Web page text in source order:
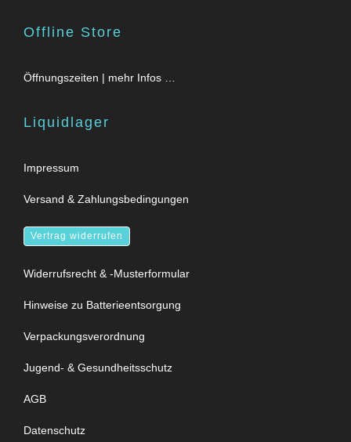
Offline Store
Öffnungszeiten | mehr Infos …
Liquidlager
Impressum
Versand & Zahlungsbedingungen
Vertrag widerrufen
Widerrufsrecht & -Musterformular
Hinweise zu Batterieentsorgung
Verpackungsverordnung
Jugend- & Gesundheitsschutz
AGB
Datenschutz